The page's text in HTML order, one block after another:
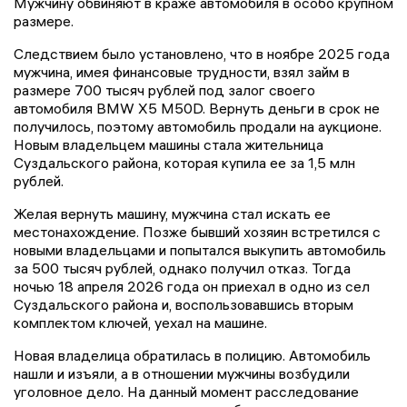
размере.
Следствием было установлено, что в ноябре 2025 года
мужчина, имея финансовые трудности, взял займ в
размере 700 тысяч рублей под залог своего
автомобиля BMW X5 M50D. Вернуть деньги в срок не
получилось, поэтому автомобиль продали на аукционе.
Новым владельцем машины стала жительница
Суздальского района, которая купила ее за 1,5 млн
рублей.
Желая вернуть машину, мужчина стал искать ее
местонахождение. Позже бывший хозяин встретился с
новыми владельцами и попытался выкупить автомобиль
за 500 тысяч рублей, однако получил отказ. Тогда
ночью 18 апреля 2026 года он приехал в одно из сел
Суздальского района и, воспользовавшись вторым
комплектом ключей, уехал на машине.
Новая владелица обратилась в полицию. Автомобиль
нашли и изъяли, а в отношении мужчины возбудили
уголовное дело. На данный момент расследование